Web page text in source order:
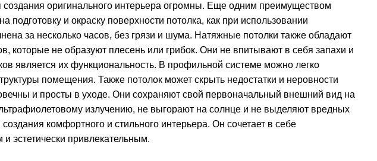
оригинального интерьера огромны. Еще одним преимуществом
и окраску поверхности потолка, как при использовании
за несколько часов, без грязи и шума. Натяжные потолки также обладают
которые не образуют плесень или грибок. Они не впитывают в себя запахи и
является их функциональность. В профильной системе можно легко
помещения. Также потолок может скрыть недостатки и неровности
и просты в уходе. Они сохраняют свой первоначальный внешний вид на
излучению, не выгорают на солнце и не выделяют вредных
комфортного и стильного интерьера. Он сочетает в себе
эстетически привлекательным.